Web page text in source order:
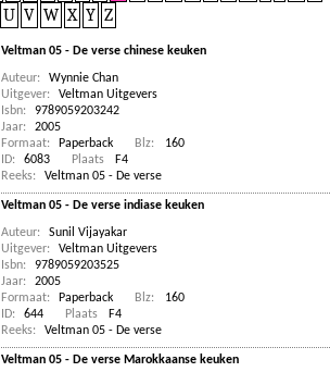
U V W X Y Z
Veltman 05 - De verse chinese keuken
Auteur:
Wynnie Chan
Uitgever:
Veltman Uitgevers
Isbn:
9789059203242
Jaar:
2005
Formaat:
Paperback Blz:
160
ID:
6083 Plaats
F4
Reeks:
Veltman 05 - De verse
Veltman 05 - De verse indiase keuken
Auteur:
Sunil Vijayakar
Uitgever:
Veltman Uitgevers
Isbn:
9789059203525
Jaar:
2005
Formaat:
Paperback Blz:
160
ID:
644 Plaats
F4
Reeks:
Veltman 05 - De verse
Veltman 05 - De verse Marokkaanse keuken